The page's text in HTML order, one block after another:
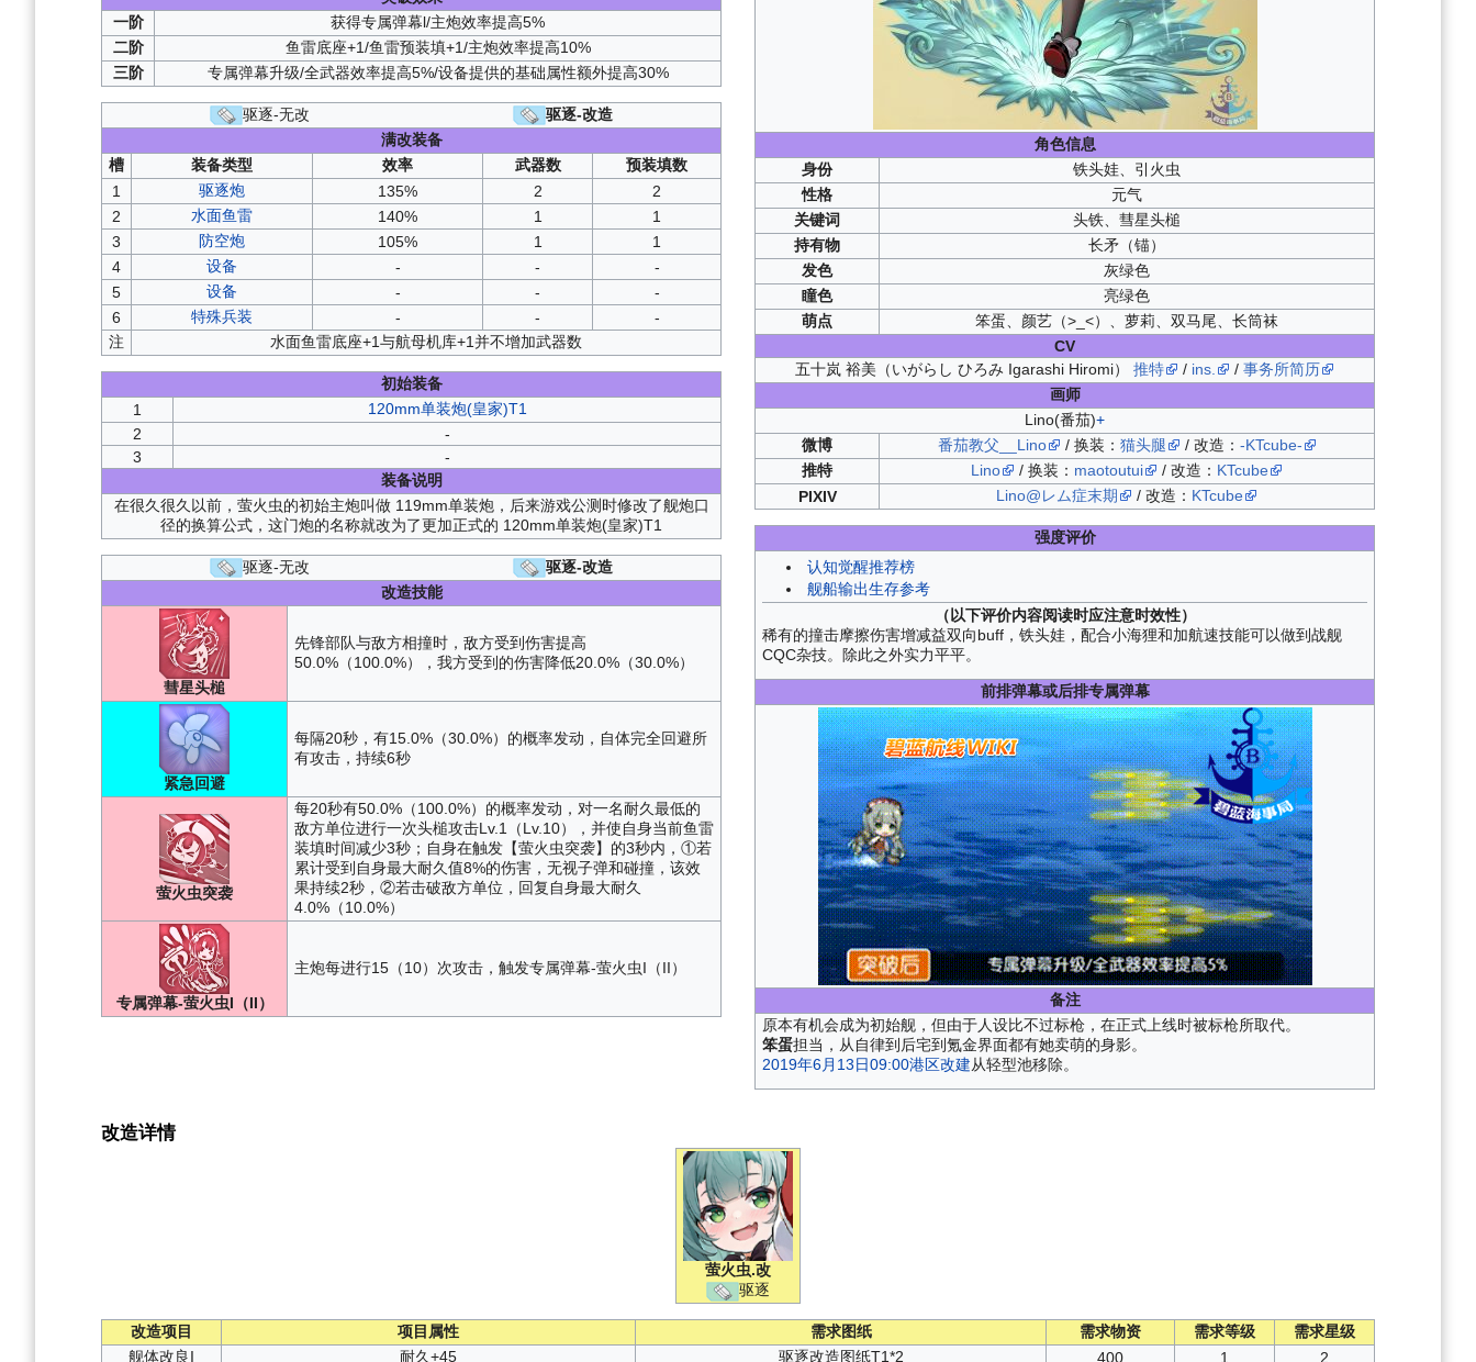
一阶
获得专属弹幕l/主炮效率提高5%
二阶
鱼雷底座+1/鱼雷预装填+1/主炮效率提高10%
三阶
专属弹幕升级/全武器效率提高5%/设备提供的基础属性额外提高30%
驱逐-无改
驱逐-改造
满改装备
槽
装备类型 效率 武器数
预装填数
1
驱逐炮 135% 2
2
2
水面鱼雷 140% 1
1
3
防空炮 105% 1
1
4
设备 - -
-
5
设备 - -
-
6
特殊兵装 - -
-
注
水面鱼雷底座+1与航母机库+1并不增加武器数
初始装备
1
120mm单装炮(皇家)T1
2
-
3
-
装备说明
在很久很久以前，萤火虫的初始主炮叫做 119mm单装炮，后来游戏公测时修改了舰炮口
径的换算公式，这门炮的名称就改为了更加正式的 120mm单装炮(皇家)T1
驱逐-无改
驱逐-改造
改造技能
彗星头槌
先锋部队与敌方相撞时，敌方受到伤害提高
50.0%（100.0%），我方受到的伤害降低20.0%（30.0%）
紧急回避
每隔20秒，有15.0%（30.0%）的概率发动，自体完全回避所
有攻击，持续6秒
萤火虫突袭
每20秒有50.0%（100.0%）的概率发动，对一名耐久最低的
敌方单位进行一次头槌攻击Lv.1（Lv.10），并使自身当前鱼雷
装填时间减少3秒；自身在触发【萤火虫突袭】的3秒内，①若
累计受到自身最大耐久值8%的伤害，无视子弹和碰撞，该效
果持续2秒，②若击破敌方单位，回复自身最大耐久
4.0%（10.0%）
专属弹幕-萤火虫I（II）
主炮每进行15（10）次攻击，触发专属弹幕-萤火虫I（II）
角色信息
身份
铁头娃、 引火虫
性格
元气
关键词
头铁、彗星头槌
持有物
长矛（锚）
发色
灰绿色
瞳色
亮绿色
萌点
笨蛋、颜艺（>_<）、萝莉、双马尾、长筒袜
CV
五十岚 裕美（いがらし ひろみ Igarashi Hiromi） 推特 / ins. / 事务所简历
画师
Lino(番茄)+
微博
番茄教父__Lino / 换装： 猫头腿 / 改造： -KTcube-
推特
Lino / 换装： maotoutui / 改造： KTcube
PIXIV
Lino@レム症末期 / 改造： KTcube
强度评价
认知觉醒推荐榜
舰船输出生存参考
（以下评价内容阅读时应注意时效性）
稀有的撞击摩擦伤害增减益双向buff，铁头娃，配合小海狸和加航速技能可以做到战舰
CQC杂技。除此之外实力平平。
前排弹幕或后排专属弹幕
备注
原本有机会成为初始舰，但由于人设比不过标枪，在正式上线时被标枪所取代。
笨蛋担当，从自律到后宅到氪金界面都有她卖萌的身影。
2019年6月13日09:00港区改建从轻型池移除。
改造详情
萤火虫.改
驱逐
改造项目 项目属性 需求图纸 需求物资 需求等级
需求星级
舰体改良I
耐久+45 驱逐改造图纸T1*2 400 1 2